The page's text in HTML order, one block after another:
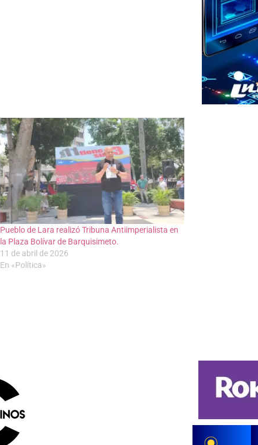
Pueblo de Lara realizó Tribuna Antiimperialista en
la Plaza Bolívar de Barquisimeto.
11 de abril de 2026
En «Política»